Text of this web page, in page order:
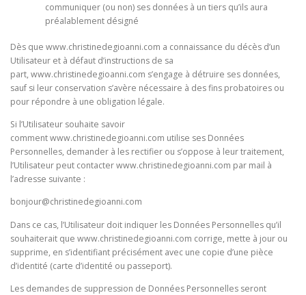
communiquer (ou non) ses données à un tiers qu’ils aura
préalablement désigné
Dès que www.christinedegioanni.com a connaissance du décès d’un
Utilisateur et à défaut d’instructions de sa
part, www.christinedegioanni.com s’engage à détruire ses données,
sauf si leur conservation s’avère nécessaire à des fins probatoires ou
pour répondre à une obligation légale.
Si l’Utilisateur souhaite savoir
commentwww.christinedegioanni.com utilise ses Données
Personnelles, demander à les rectifier ou s’oppose à leur traitement,
l’Utilisateur peut contacterwww.christinedegioanni.com par mail à
l’adresse suivante :
bonjour@christinedegioanni.com
Dans ce cas, l’Utilisateur doit indiquer les Données Personnelles qu’il
souhaiterait que www.christinedegioanni.com corrige, mette à jour ou
supprime, en s’identifiant précisément avec une copie d’une pièce
d’identité (carte d’identité ou passeport).
Les demandes de suppression de Données Personnelles seront